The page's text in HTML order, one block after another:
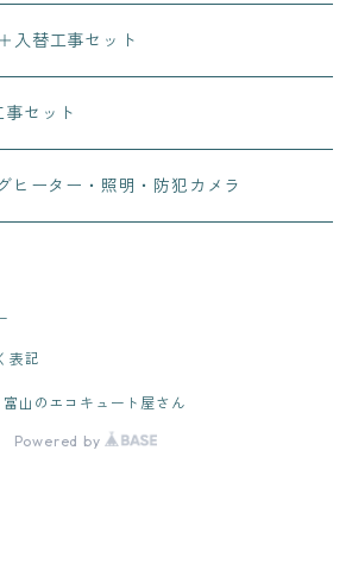
入替工事セット
セット
ヒーター・照明・防犯カメラ
表記
山のエコキュート屋さん
Powered by